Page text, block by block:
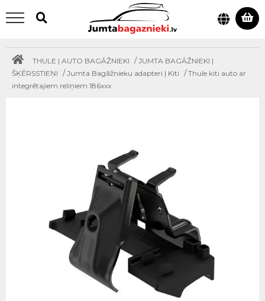
THULE | AUTO BAGĀŽNIEKI /JUMTA BAGĀŽNIEKI |
ŠĶĒRSSTIEŅI /Jumta Bagāžnieku adapteri | Kiti /Thule kiti auto ar
integrētajiem reliņiem 186xxx